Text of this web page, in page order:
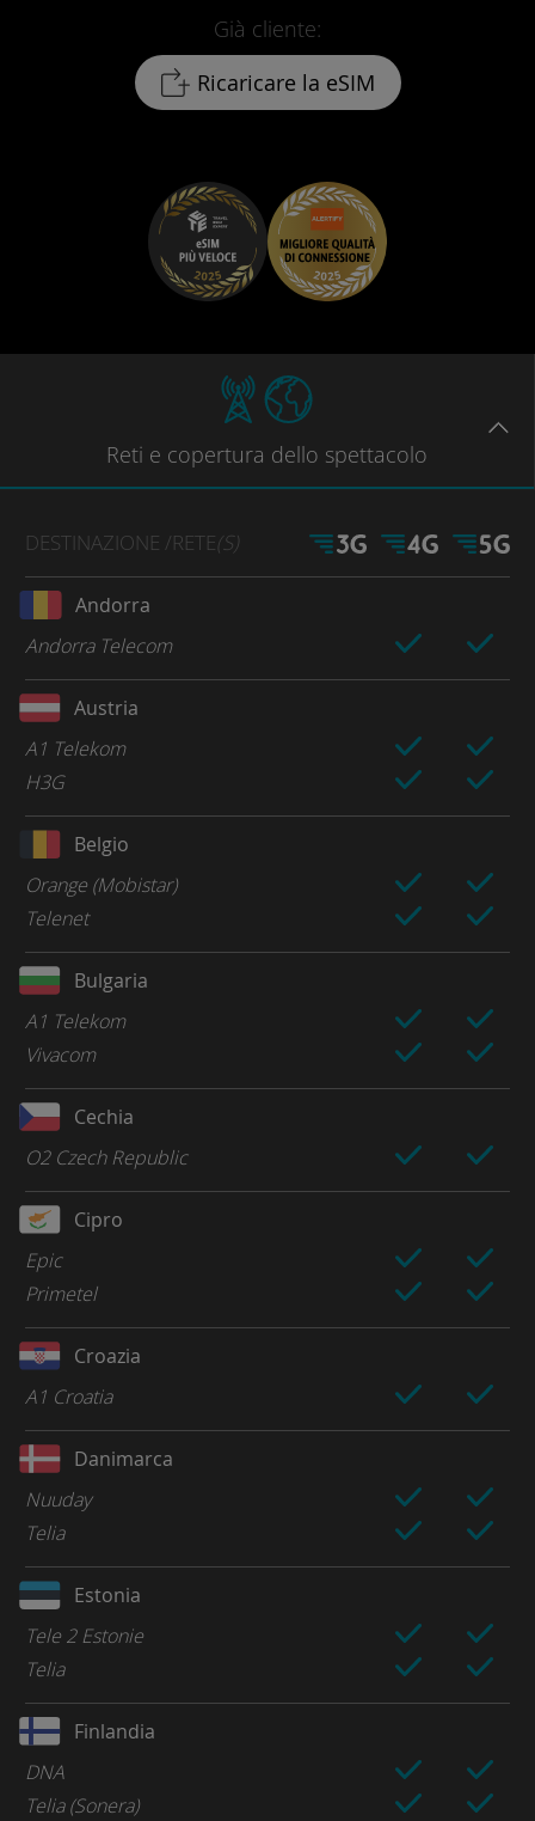
Già cliente:
Ricaricare la eSIM
Reti e copertura dello spettacolo
DESTINAZIONE /RETE(S)
Andorra
Andorra Telecom
Austria
A1 Telekom
H3G
Belgio
Orange (Mobistar)
Telenet
Bulgaria
A1 Telekom
Vivacom
Cechia
O2 Czech Republic
Cipro
Epic
Primetel
Croazia
A1 Croatia
Danimarca
Nuuday
Telia
Estonia
Tele 2 Estonie
Telia
Finlandia
DNA
Telia (Sonera)